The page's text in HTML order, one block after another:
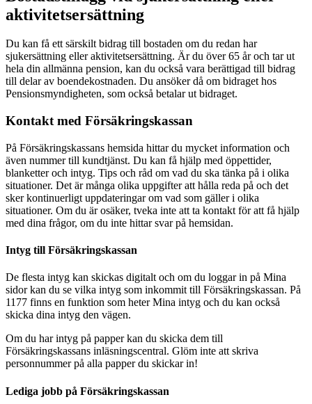
aktivitetsersättning
Du kan få ett särskilt bidrag till bostaden om du redan har
sjukersättning eller aktivitetsersättning. Är du över 65 år och tar ut
hela din allmänna pension, kan du också vara berättigad till bidrag
till delar av boendekostnaden. Du ansöker då om bidraget hos
Pensionsmyndigheten, som också betalar ut bidraget.
Kontakt med Försäkringskassan
På Försäkringskassans hemsida hittar du mycket information och
även nummer till kundtjänst. Du kan få hjälp med öppettider,
blanketter och intyg. Tips och råd om vad du ska tänka på i olika
situationer. Det är många olika uppgifter att hålla reda på och det
sker kontinuerligt uppdateringar om vad som gäller i olika
situationer. Om du är osäker, tveka inte att ta kontakt för att få hjälp
med dina frågor, om du inte hittar svar på hemsidan.
Intyg till Försäkringskassan
De flesta intyg kan skickas digitalt och om du loggar in på Mina
sidor kan du se vilka intyg som inkommit till Försäkringskassan. På
1177 finns en funktion som heter Mina intyg och du kan också
skicka dina intyg den vägen.
Om du har intyg på papper kan du skicka dem till
Försäkringskassans inläsningscentral. Glöm inte att skriva
personnummer på alla papper du skickar in!
Lediga jobb på Försäkringskassan